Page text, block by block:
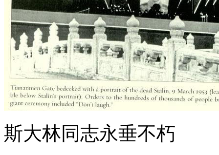
斯大林同志永垂不朽